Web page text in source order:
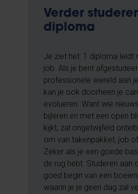
Verder
diploma
Je ziet het: 1 diploma leidt
job. Als je bent
professionele wereld aan
kan je ook doorheen je
evolueren. Want wie
bijleren en met een open
kijkt, zal ongetwijfeld
om van takenpakket, job
Zeker als je een goede
de rug hebt. Studeren aan
goed begin van een
waarin je je geen dag zal